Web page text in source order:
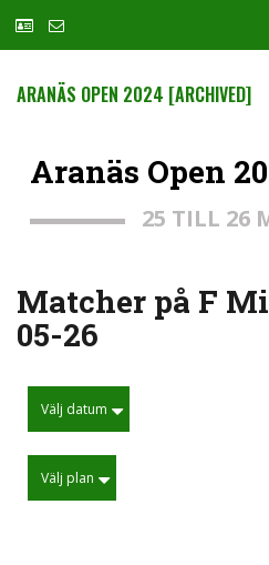
ARANÄS OPEN 2024 [ARCHIVED]
Aranäs Open
25 TILL 26
Matcher på F
05-26
Välj datum
Välj plan